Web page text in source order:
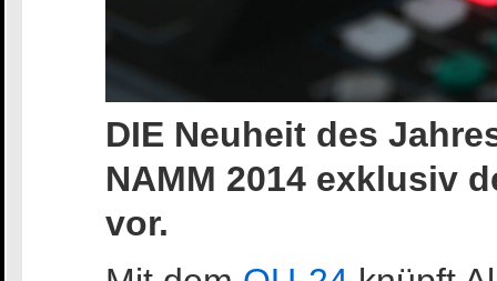
DIE Neuheit des
NAMM 2014 exklusiv
vor.